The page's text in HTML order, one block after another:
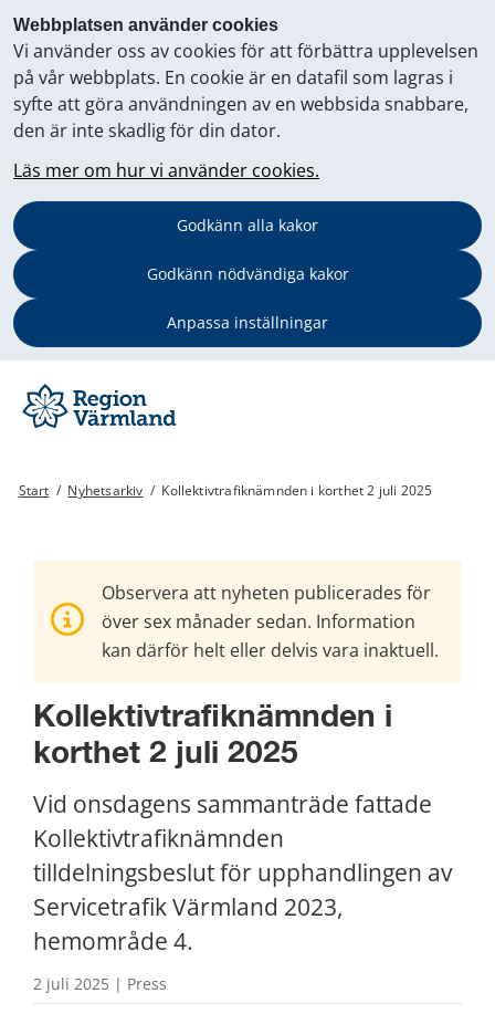
Webbplatsen använder cookies
Vi använder oss av cookies för att förbättra upplevelsen
på vår webbplats. En cookie är en datafil som lagras i
syfte att göra användningen av en webbsida snabbare,
den är inte skadlig för din dator.
Läs mer om hur vi använder cookies.
Godkänn alla kakor
Godkänn nödvändiga kakor
Anpassa inställningar
Start / Nyhetsarkiv / Kollektivtrafiknämnden i korthet 2 juli 2025
Observera att nyheten publicerades för
över sex månader sedan. Information
kan därför helt eller delvis vara inaktuell.
Kollektivtrafiknämnden i
korthet 2 juli 2025
Vid onsdagens sammanträde fattade
Kollektivtrafiknämnden
tilldelningsbeslut för upphandlingen av
Servicetrafik Värmland 2023,
hemområde 4.
2 juli 2025 | Press